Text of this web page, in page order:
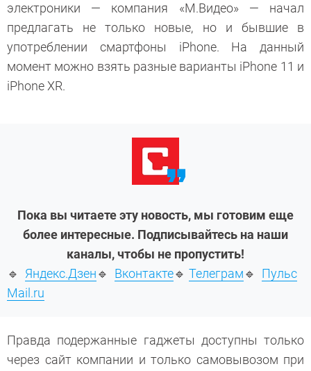
электроники — компания «М.Видео» — начал
предлагать не только новые, но и бывшие в
употреблении смартфоны iPhone. На данный
момент можно взять разные варианты iPhone 11 и
iPhone XR.
Пока вы читаете эту новость, мы готовим еще
более интересные. Подписывайтесь на наши
каналы, чтобы не пропустить!
🔹 Яндекс.Дзен🔹 Вконтакте🔹 Телеграм🔹 Пульс
Mail.ru
Правда подержанные гаджеты доступны только
через сайт компании и только самовывозом при